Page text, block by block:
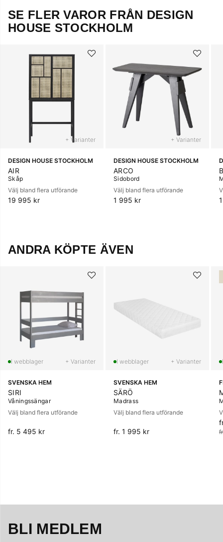
SE FLER VAROR FRÅN DESIGN
HOUSE STOCKHOLM
+ Varianter
DESIGN HOUSE STOCKHOLM
AIR
Skåp
Välj bland flera utförande
19 995 kr
+ Varianter
DESIGN HOUSE STOCKHOLM
ARCO
Sidobord
Välj bland flera utförande
1 995 kr
ANDRA KÖPTE ÄVEN
+ Varianter
SVENSKA HEM
SIRI
Våningssängar
Välj bland flera utförande
fr. 5 495 kr
+ Varianter
SVENSKA HEM
SÄRÖ
Madrass
Välj bland flera utförande
fr. 1 995 kr
BLI MEDLEM